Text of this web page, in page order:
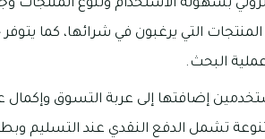
بسهولة الاستخدام وتنوع المنتجات
التي يرغبون في شرائها، كما يتوفر
البحث.
إضافتها إلى عربة التسوق
تشمل الدفع النقدي عند التسليم